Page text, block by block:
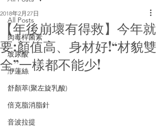
All Posts
肉毒桿菌素
玻尿酸
洢蓮絲
舒顏萃(聚左旋乳酸)
倍克脂消脂針
音波拉提
【年後崩壞有得救】今年就
要:顏值高、身材好!“材貌雙
全”一樣都不能少!
2018年2月27日